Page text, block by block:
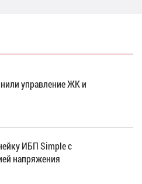
управление ЖК и
ИБП Simple с
напряжения